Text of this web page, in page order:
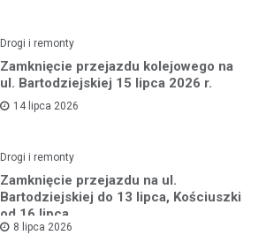
Drogi i remonty
Zamknięcie przejazdu kolejowego na
ul. Bartodziejskiej 15 lipca 2026 r.
14 lipca 2026
Drogi i remonty
Zamknięcie przejazdu na ul.
Bartodziejskiej do 13 lipca, Kościuszki
od 16 lipca
8 lipca 2026